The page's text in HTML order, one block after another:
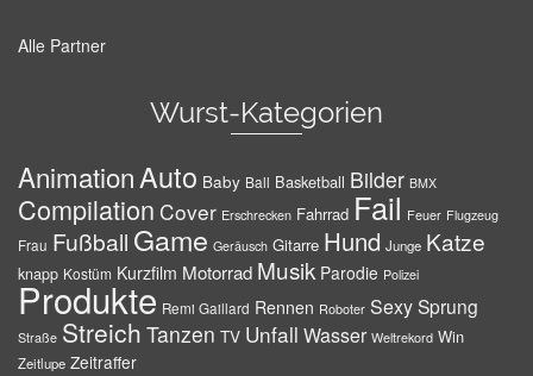
Alle Partner
Wurst-Kategorien
AnimationAuto Baby Ball Basketball Bilder BMX
Compilation Cover Erschrecken Fahrrad Fail Feuer Flugzeug
Frau Fußball Game Geräusch Gitarre Hund Junge Katze
knapp Kostüm Kurzfilm Motorrad Musik Parodie Polizei
Produkte Remi Gaillard Rennen Roboter SexySprung
Straße Streich Tanzen TV Unfall Wasser Weltrekord Win
Zeitlupe Zeitraffer